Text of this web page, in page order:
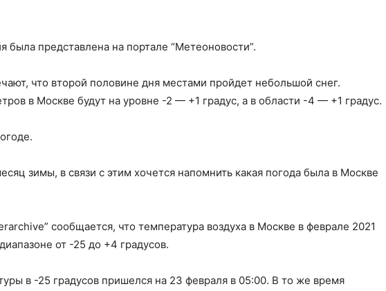
была представлена на портале “Метеоновости”.
что второй половине дня местами пройдет небольшой снег.
в Москве будут на уровне -2 — +1 градус, а в области -4 — +1 градус.
зимы, в связи с этим хочется напомнить какая погода была в Москве
сообщается, что температура воздуха в Москве в феврале 2021
от -25 до +4 градусов.
в -25 градусов пришелся на 23 февраля в 05:00. В то же время